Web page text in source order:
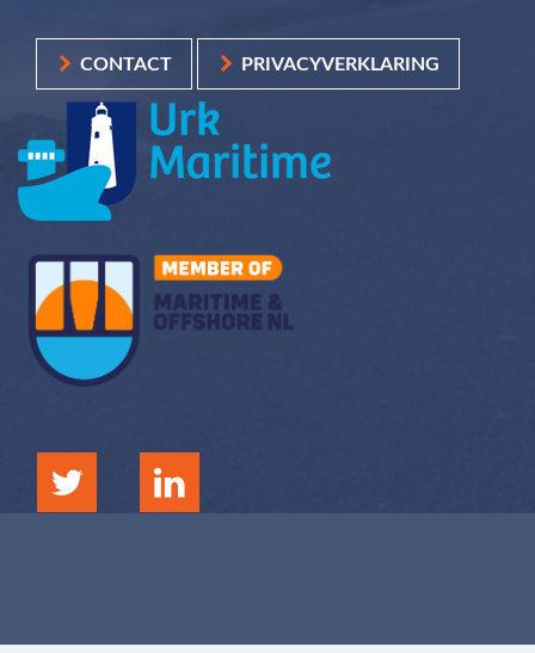
CONTACT PRIVACYVERKLARING